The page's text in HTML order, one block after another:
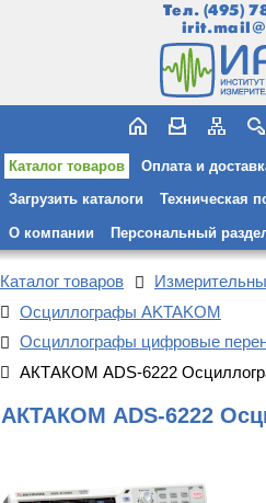
Тел. (495)
Каталог товаров Оплата и
Загрузить каталоги Техническая
О компании Персональный
Каталог товаров
Осциллографы AKTAKOM
Осциллографы цифровые
АКТАКОМ ADS-6222
АКТАКОМ ADS-6222